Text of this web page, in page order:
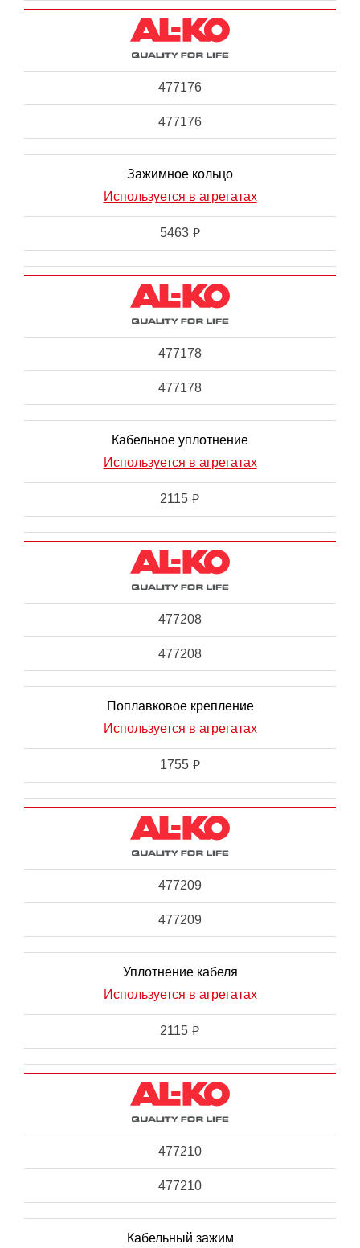
477176
477176
Зажимное кольцо
Используется в агрегатах
5463 i
477178
477178
Кабельное уплотнение
Используется в агрегатах
2115 i
477208
477208
Поплавковое крепление
Используется в агрегатах
1755 i
477209
477209
Уплотнение кабеля
Используется в агрегатах
2115 i
477210
477210
Кабельный зажим